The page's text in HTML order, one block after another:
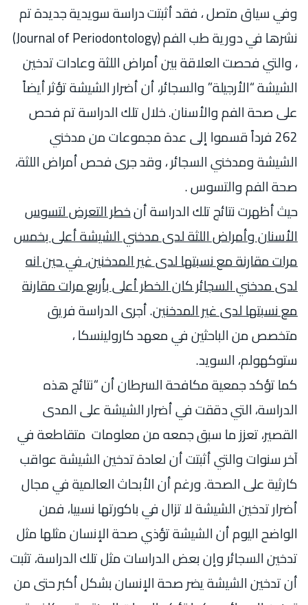
وفي سياق متصل ، فقد أثبتت دراسة سويدية جديدة تم
نشرها في دورية طب الفم (Journal of Periodontology)
، والتي فحصت العلاقة بين أمراض اللثة وعادات تدخين
الشيشة “الأرجيلة” والسجائر، أن أضرار الشيشة تؤثر أيضاً
على صحة الفم والأسنان. خلال تلك الدراسة تم فحص
262 فرداً قسموا إلى عدة مجموعات من مدخني
الشيشة ومدخني السجائر ، وقد جرى فحص أمراض اللثة،
صحة الفم والتسوس .
حيث أظهرت نتائج تلك الدراسة أنخطر التعرض لتسوس
الأسنان وأمراض اللثة لدى مدخني الشيشة أعلى بخمس
مرات مقارنة مع نسبتها لدى غير المدخنين، في حين انه
لدى مدخني السجائر كان الخطر أعلى بأربع مرات مقارنة
مع نسبتها لدى غير المدخنين. أجرى الدراسة فريق
متخصص من الباحثين في معهد كارولينسكا ،
ستوكهولم، السويد.
كما تؤكد جمعية مكافحة السرطان أن “نتائج هذه
الدراسة، التي دققت في أضرار الشيشة على المدى
القصير، تعزز ما سبق جمعه من معلومات متقاطعة في
آخر سنوات والتي أثبتت أن لعادة تدخين الشيشة عواقب
كارثية على الصحة. ورغم أن الأبحاث العالمية في مجال
أضرار تدخين الشيشة لا تزال في باكورتها نسبيا، فمن
الواضح اليوم أن الشيشة تؤذي صحة الإنسان مثلها مثل
تدخين السجائر وإن بعض الدراسات مثل تلك الدراسة، تثبت
أن تدخين الشيشة يضر صحة الإنسان بشكل أكبر حتى من